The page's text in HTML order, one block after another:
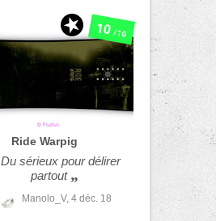
Ride Warpig
Du sérieux pour délirer
partout
Manolo_V,4 déc. 18
10/10